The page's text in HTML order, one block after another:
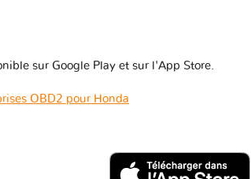
sur Google Play et sur l'App Store.
OBD2 pour Honda